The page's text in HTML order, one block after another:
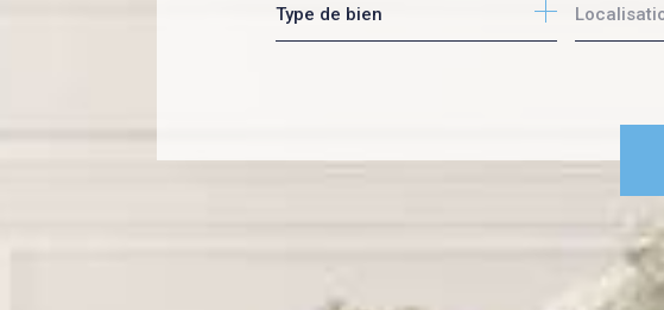
de l'immo pro
Type de bien